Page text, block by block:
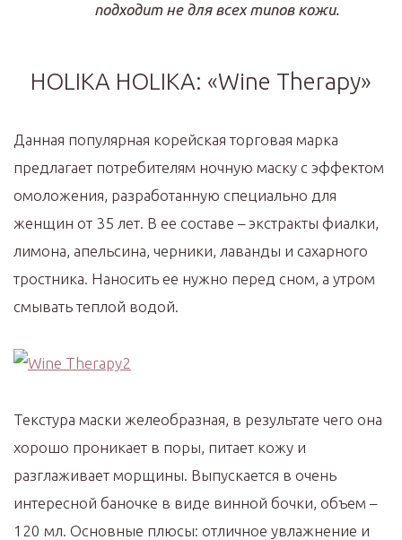
подходит не для всех типов кожи.
HOLIKA HOLIKA: «Wine Therapy»
Данная популярная корейская торговая марка
предлагает потребителям ночную маску с эффектом
омоложения, разработанную специально для
женщин от 35 лет. В ее составе – экстракты фиалки,
лимона, апельсина, черники, лаванды и сахарного
тростника. Наносить ее нужно перед сном, а утром
смывать теплой водой.
Текстура маски желеобразная, в результате чего она
хорошо проникает в поры, питает кожу и
разглаживает морщины. Выпускается в очень
интересной баночке в виде винной бочки, объем –
120 мл. Основные плюсы: отличное увлажнение и